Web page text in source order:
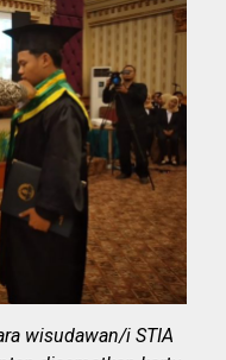
wisudawan/i STIA